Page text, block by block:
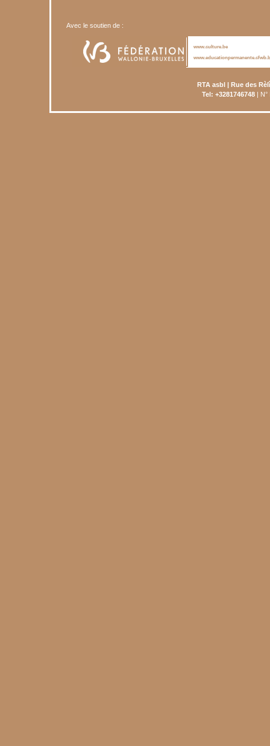
Avec le soutien de :
www.culture.be
RTA asbl | Rue des
Tel: +3281746748| N°